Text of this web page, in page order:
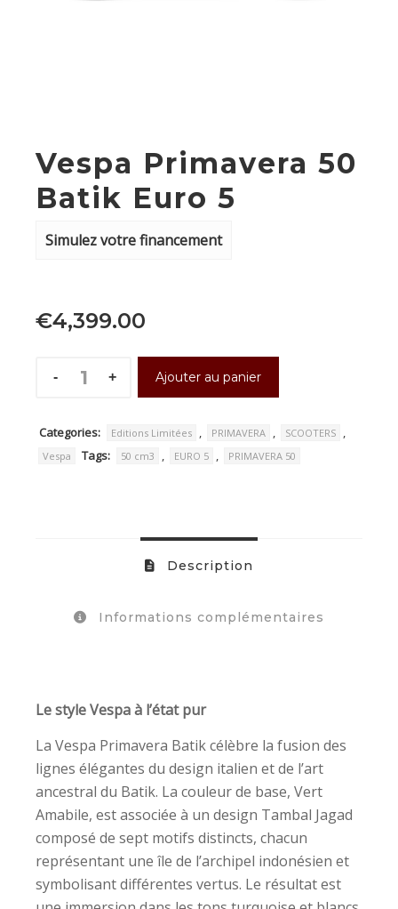
Vespa Primavera 50
Batik Euro 5
Simulez votre financement
€4,399.00
Ajouter au panier
Categories: Editions Limitées PRIMAVERA SCOOTERS
Vespa Tags: 50 cm3 EURO 5 PRIMAVERA 50
Description
Informations complémentaires
Le style Vespa à l’état pur
La Vespa Primavera Batik célèbre la fusion des
lignes élégantes du design italien et de l’art
ancestral du Batik. La couleur de base, Vert
Amabile, est associée à un design Tambal Jagad
composé de sept motifs distincts, chacun
représentant une île de l’archipel indonésien et
symbolisant différentes vertus. Le résultat est